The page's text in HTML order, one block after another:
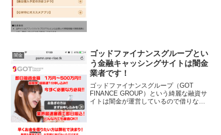
闇金
ゴッドファイナンスグループとい
う金融キャッシングサイトは闇金
業者です！
ゴッドファイナンスグループ（GOT
FINANCE GROUP）という綺麗な融資サ
イトは闇金が運営しているので借りない